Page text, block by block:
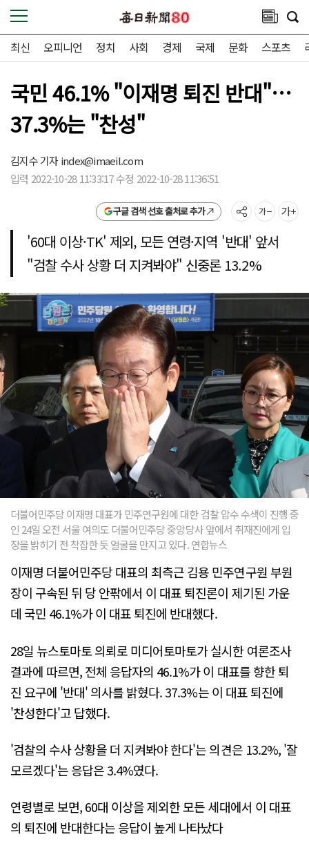
최신 오피니언 정치 사회 경제 국제 문화 스포츠
국민 46.1% "이재명 퇴진 반대"…
37.3%는 "찬성"
김지수 기자index@imaeil.com
입력 2022-10-28 11:33:17 수정 2022-10-28 11:36:51
구글 검색 선호 출처로 추가
'60대 이상·TK' 제외, 모든 연령·지역 '반대' 앞서
"검찰 수사 상황 더 지켜봐야" 신중론 13.2%
더불어민주당 이재명 대표가 민주연구원에 대한 검찰 압수 수색이 진행 중
인 24일 오전 서울 여의도 더불어민주당 중앙당사 앞에서 취재진에게 입
장을 밝히기 전 착잡한 듯 얼굴을 만지고 있다. 연합뉴스
이재명 더불어민주당 대표의 최측근 김용 민주연구원 부원
장이 구속된 뒤 당 안팎에서 이 대표 퇴진론이 제기된 가운
데 국민 46.1%가 이 대표 퇴진에 반대했다.
28일 뉴스토마토 의뢰로 미디어토마토가 실시한 여론조사
결과에 따르면, 전체 응답자의 46.1%가 이 대표를 향한 퇴
진 요구에 '반대' 의사를 밝혔다. 37.3%는 이 대표 퇴진에
'찬성한다'고 답했다.
'검찰의 수사 상황을 더 지켜봐야 한다'는 의견은 13.2%, '잘
모르겠다'는 응답은 3.4%였다.
연령별로 보면, 60대 이상을 제외한 모든 세대에서 이 대표
의 퇴진에 반대한다는 응답이 높게 나타났다